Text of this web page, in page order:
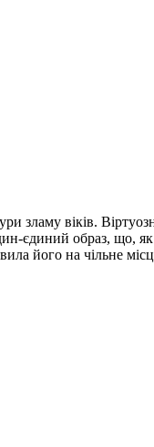
зламу віків.
єдиний образ, що,
його на чільне